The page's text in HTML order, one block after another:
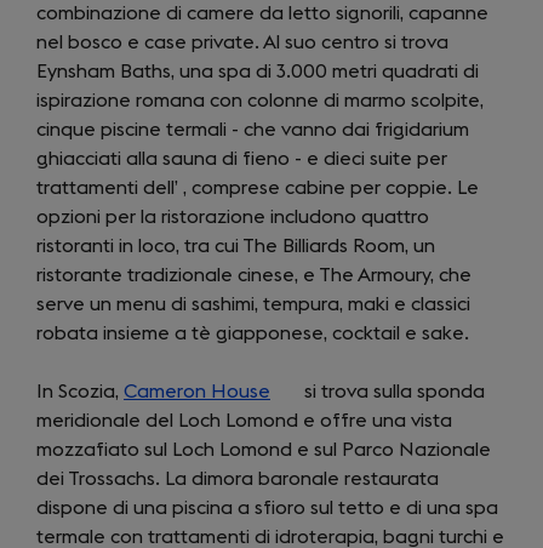
combinazione di camere da letto signorili, capanne
nel bosco e case private. Al suo centro si trova
Eynsham Baths, una spa di 3.000 metri quadrati di
ispirazione romana con colonne di marmo scolpite,
cinque piscine termali - che vanno dai frigidarium
ghiacciati alla sauna di fieno - e dieci suite per
trattamenti dell’ , comprese cabine per coppie. Le
opzioni per la ristorazione includono quattro
ristoranti in loco, tra cui The Billiards Room, un
ristorante tradizionale cinese, e The Armoury, che
serve un menu di sashimi, tempura, maki e classici
robata insieme a tè giapponese, cocktail e sake.
In Scozia, Cameron House (opens
in
a
new
tab)
si trova sulla sponda
meridionale del Loch Lomond e offre una vista
mozzafiato sul Loch Lomond e sul Parco Nazionale
dei Trossachs. La dimora baronale restaurata
dispone di una piscina a sfioro sul tetto e di una spa
termale con trattamenti di idroterapia, bagni turchi e